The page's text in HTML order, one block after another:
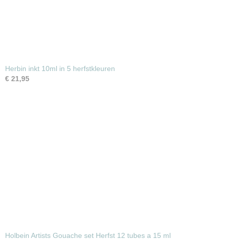
Herbin inkt 10ml in 5 herfstkleuren
€ 21,95
Holbein Artists Gouache set Herfst 12 tubes a 15 ml